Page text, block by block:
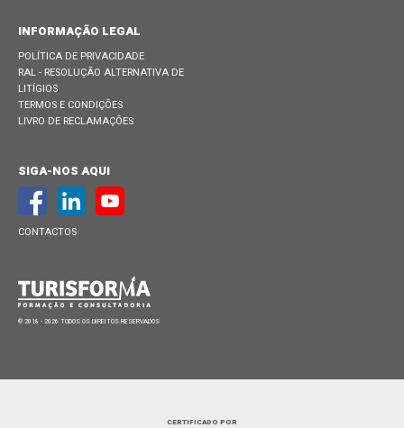
INFORMAÇÃO LEGAL
POLÍTICA DE PRIVACIDADE
RAL - RESOLUÇÃO ALTERNATIVA DE
LITÍGIOS
TERMOS E CONDIÇÕES
LIVRO DE RECLAMAÇÕES
SIGA-NOS AQUI
CONTACTOS
© 2018 - 2026 TODOS OS DIREITOS RESERVADOS
CERTIFICADO POR